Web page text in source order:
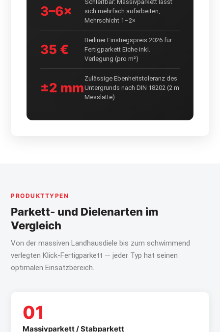
3–6×
Schleifbar: Massivparkett lässt
sich mehrfach aufarbeiten,
Mehrschicht 1–2×
35 €
Berliner Einstiegspreis 2026 für
Fertigparkett Eiche inkl.
Verlegung (pro m²)
±2 mm
Zulässige Ebenheitstoleranz des
Untergrunds nach DIN 18202 (2 m
Messlatte)
PRODUKTTYPEN
Parkett- und Dielenarten im
Vergleich
Von der massiven Landhausdiele bis zum schwimmend
verlegten Klick-Fertigparkett — jeder Typ hat seinen
optimalen Einsatzbereich.
01
Massivparkett / Stabparkett